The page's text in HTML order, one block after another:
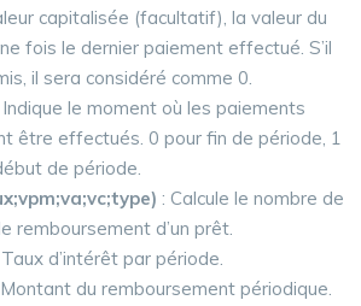
capitalisée (facultatif), la valeur du
fois le dernier paiement effectué. S’il
il sera considéré comme 0.
le moment où les paiements
être effectués. 0 pour fin de période, 1
de période.
: Calcule le nombre de
remboursement d’un prêt.
d’intérêt par période.
du remboursement périodique.